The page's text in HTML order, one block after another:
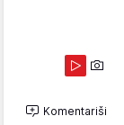
Komentariši